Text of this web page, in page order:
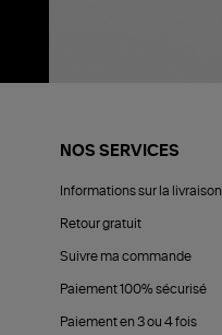
NOS SERVICES
Informations sur la livraison
Retour gratuit
Suivre ma commande
Paiement 100% sécurisé
Paiement en 3 ou 4 fois